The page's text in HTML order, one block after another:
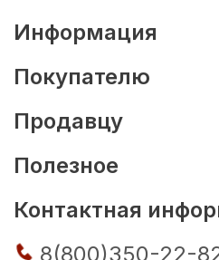
Информация
Покупателю
Продавцу
Полезное
Контактная
8(800)350-22-